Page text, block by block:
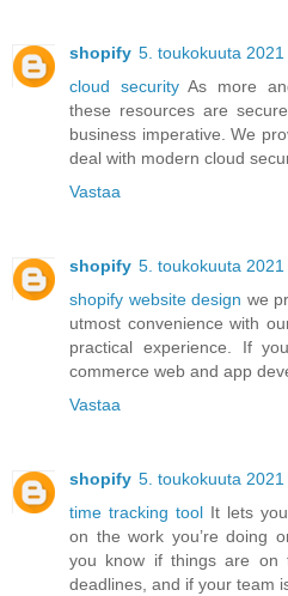
shopify 5. toukokuuta 2021
cloud securityAs more
these resources are
business imperative. We
deal with modern cloud
Vastaa
shopify 5. toukokuuta
shopify website design we
utmost convenience with
practical experience. If
commerce web and app
Vastaa
shopify 5. toukokuuta
time tracking toolIt lets you
on the work you’re doing
you know if things are on
deadlines, and if your team